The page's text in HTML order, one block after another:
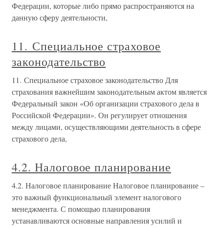
Федерации, которые либо прямо распространяются на
данную сферу деятельности,
11. Специальное страховое
законодательство
11. Специальное страховое законодательство Для
страхования важнейшим законодательным актом является
Федеральный закон «Об организации страхового дела в
Российской Федерации». Он регулирует отношения
между лицами, осуществляющими деятельность в сфере
страхового дела,
4.2. Налоговое планирование
4.2. Налоговое планирование Налоговое планирование –
это важный функциональный элемент налогового
менеджмента. С помощью планирования
устанавливаются основные направления усилий и